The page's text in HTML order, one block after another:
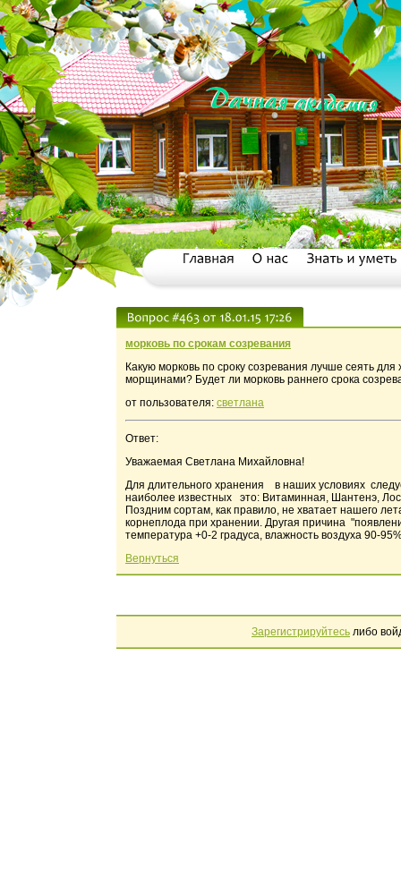
морковь по срокам созревания
Какую морковь по сроку созревания лучше сеять
морщинами? Будет ли морковь раннего срока
от пользователя: светлана
Ответ:
Уважаемая Светлана Михайловна!
Для длительного хранения в наших условиях
наиболее известных это: Витаминная, Шантенэ,
Поздним сортам, как правило, не хватает нашего
корнеплода при хранении. Другая причина
температура +0-2 градуса, влажность воздуха 90-
Вернуться
Зарегистрируйтесь либо